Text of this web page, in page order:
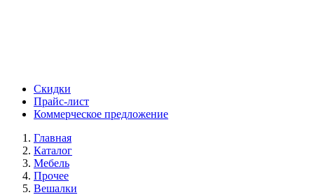
Скидки
Прайс-лист
Коммерческое предложение
Главная
Каталог
Мебель
Прочее
Вешалки